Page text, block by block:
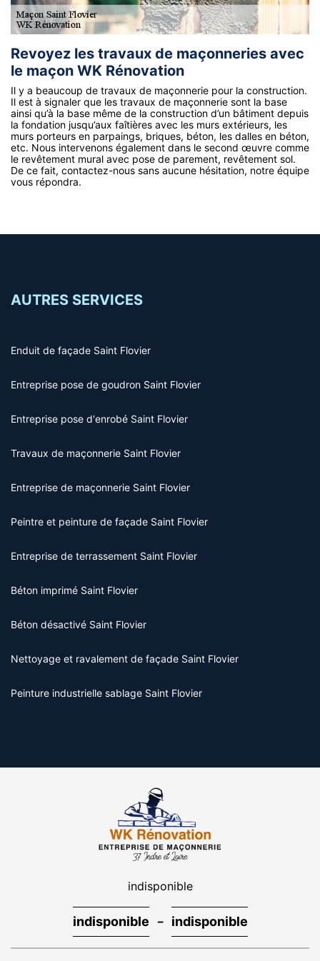
Revoyez les travaux de maçonneries avec
le maçon WK Rénovation
Il y a beaucoup de travaux de maçonnerie pour la construction.
Il est à signaler que les travaux de maçonnerie sont la base
ainsi qu’à la base même de la construction d’un bâtiment depuis
la fondation jusqu’aux faîtières avec les murs extérieurs, les
murs porteurs en parpaings, briques, béton, les dalles en béton,
etc. Nous intervenons également dans le second œuvre comme
le revêtement mural avec pose de parement, revêtement sol.
De ce fait, contactez-nous sans aucune hésitation, notre équipe
vous répondra.
AUTRES SERVICES
Enduit de façade Saint Flovier
Entreprise pose de goudron Saint Flovier
Entreprise pose d'enrobé Saint Flovier
Travaux de maçonnerie Saint Flovier
Entreprise de maçonnerie Saint Flovier
Peintre et peinture de façade Saint Flovier
Entreprise de terrassement Saint Flovier
Béton imprimé Saint Flovier
Béton désactivé Saint Flovier
Nettoyage et ravalement de façade Saint Flovier
Peinture industrielle sablage Saint Flovier
indisponible
indisponible - indisponible